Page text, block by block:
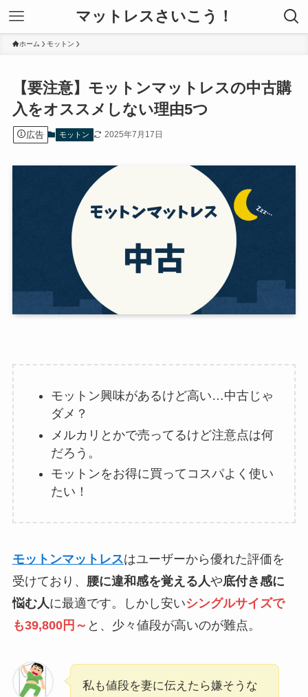
マットレスさいこう！
ホーム モットン
【要注意】モットンマットレスの中古購
入をオススメしない理由5つ
広告 モットン 2025年7月17日
モットン興味があるけど高い…中古じゃ
ダメ？
メルカリとかで売ってるけど注意点は何
だろう。
モットンをお得に買ってコスパよく使い
たい！
モットンマットレスはユーザーから優れた評価を
受けており、 腰に違和感を覚える人や底付き感に
悩む人に最適です。しかし安いシングルサイズで
も39,800円～ と、少々値段が高いのが難点。
私も値段を妻に伝えたら嫌そうな